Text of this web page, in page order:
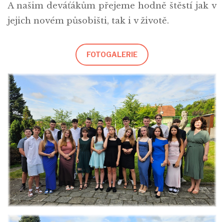
A našim deváťákům přejeme hodně štěstí jak v
jejich novém působišti, tak i v životě.
FOTOGALERIE